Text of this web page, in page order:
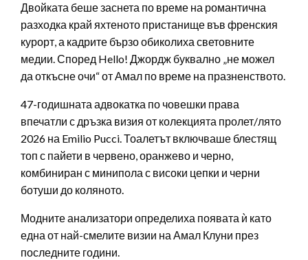
Двойката беше заснета по време на романтична
разходка край яхтеното пристанище във френския
курорт, а кадрите бързо обиколиха световните
медии. Според Hello! Джордж буквално „не можел
да откъсне очи“ от Амал по време на празненството.
47-годишната адвокатка по човешки права
впечатли с дръзка визия от колекцията пролет/лято
2026 на Emilio Pucci. Тоалетът включваше блестящ
топ с пайети в червено, оранжево и черно,
комбиниран с минипола с високи цепки и черни
ботуши до коляното.
Модните анализатори определиха появата ѝ като
една от най-смелите визии на Амал Клуни през
последните години.